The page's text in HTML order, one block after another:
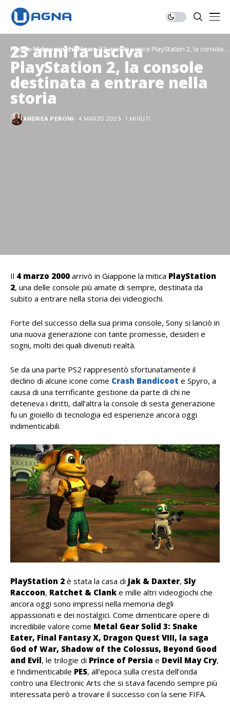
Home Videogiochi News 23 anni fa usciva PlayStation 2, la console
destinata a entrare nella storia
23 anni fa usciva
PlayStation 2, la console
destinata a entrare nella
storia
ANDREA PERONI 4 MARZO 2023 1 MINUTI
Il 4 marzo 2000 arrivò in Giappone la mitica PlayStation
2, una delle console più amate di sempre, destinata da
subito a entrare nella storia dei videogiochi.
Forte del successo della sua prima console, Sony si lanciò in
una nuova generazione con tante promesse, desideri e
sogni, molti dei quali divenuti realtà.
Se da una parte PS2 rappresentò sfortunatamente il
declino di alcune icone come Crash Bandicoot e Spyro, a
causa di una terrificante gestione da parte di chi ne
deteneva i diritti, dall’altra la console di sesta generazione
fu un gioiello di tecnologia ed esperienze ancora oggi
indimenticabili.
PlayStation 2 è stata la casa di Jak & Daxter, Sly
Raccoon, Ratchet & Clank e mille altri videogiochi che
ancora oggi sono impressi nella memoria degli
appassionati e dei nostalgici. Come dimenticare opere di
incredibile valore come Metal Gear Solid 3: Snake
Eater, Final Fantasy X, Dragon Quest VIII, la saga
God of War, Shadow of the Colossus, Beyond Good
and Evil, le trilogie di Prince of Persia e Devil May Cry,
e l’indimenticabile PES, all’epoca sulla cresta dell’onda
contro una Electronic Arts che si stava facendo sempre più
interessata però a trovare il successo con la serie FIFA.